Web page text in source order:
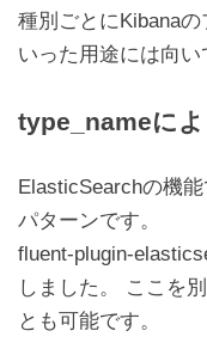
種別ごとにKibana
いった用途には向い
type_nameによ
ElasticSearchの機
パターンです。
fluent-plugin-
しました。 ここを
とも可能です。